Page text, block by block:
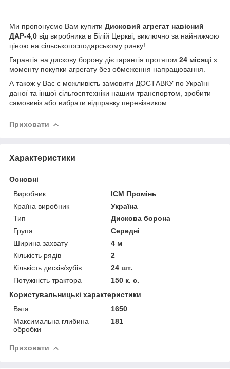
Ми пропонуємо Вам купити Дисковий агрегат навісний
ДАР-4,0 від виробника в Білій Церкві, виключно за найнижчою
ціною на сільськогосподарському ринку!
Гарантія на дискову борону діє гарантія протягом 24 місяці з
моменту покупки агрегату без обмеження напрацювання.
А також у Вас є можливість замовити ДОСТАВКУ по Україні
даної та іншої сільгосптехніки нашим транспортом, зробити
самовивіз або вибрати відправку перевізником.
Приховати
Характеристики
Основні
Виробник
ІСМ Промінь
Країна виробник
Україна
Тип
Дискова борона
Група
Середні
Ширина захвату
4 м
Кількість рядів
2
Кількість дисків/зубів
24 шт.
Потужність трактора
150 к. с.
Користувальницькі характеристики
Вага
1650
Максимальна глибина
обробки
181
Приховати